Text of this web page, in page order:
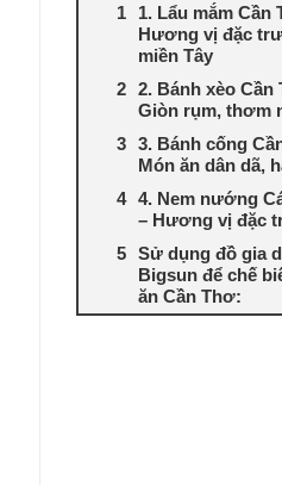
1. Lẩu mắm Cần
Hương vị đặc
miền Tây
2. Bánh xèo Cần
Giòn rụm, thơm
3. Bánh cống
Món ăn dân dã,
4. Nem nướng
– Hương vị đặc
Sử dụng đồ gia
Bigsun để chế
ăn Cần Thơ: